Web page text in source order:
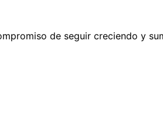
de seguir creciendo y